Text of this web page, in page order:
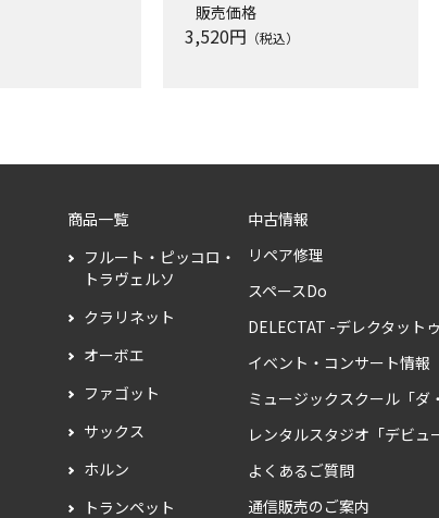
販売価格
3,520円 （税込）
商品一覧
フルート・ピッコロ・
トラヴェルソ
クラリネット
オーボエ
ファゴット
サックス
ホルン
トランペット
中古情報
リペア修理
スペースDo
DELECTAT -デレクタット
イベント・コンサート情報
ミュージックスクール「ダ
レンタルスタジオ「デビュ
よくあるご質問
通信販売のご案内